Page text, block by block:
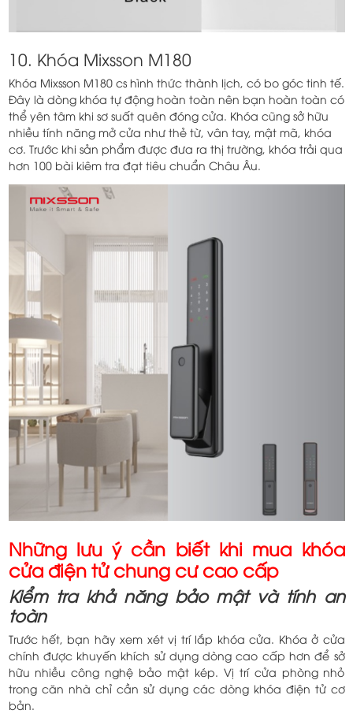
10. Khóa Mixsson M180
Khóa Mixsson M180 cs hình thức thành lịch, có bo góc tinh tế.
Đây là dòng khóa tự động hoàn toàn nên bạn hoàn toàn có
thể yên tâm khi sơ suất quên đóng cửa. Khóa cũng sở hữu
nhiều tính năng mở cửa như thẻ từ, vân tay, mật mã, khóa
cơ. Trước khi sản phẩm được đưa ra thị trường, khóa trải qua
hơn 100 bài kiêm tra đạt tiêu chuẩn Châu Âu.
Những lưu ý cần biết khi mua khóa
cửa điện tử chung cư cao cấp
Kiểm tra khả năng bảo mật và tính an
toàn
Trước hết, bạn hãy xem xét vị trí lắp khóa cửa. Khóa ở cửa
chính được khuyến khích sử dụng dòng cao cấp hơn để sở
hữu nhiều công nghệ bảo mật kép. Vị trí cửa phòng nhỏ
trong căn nhà chỉ cần sử dụng các dòng khóa điện tử cơ
bản.